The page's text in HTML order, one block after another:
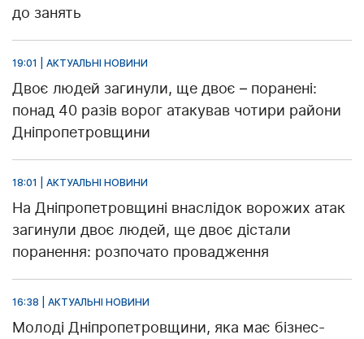
до занять
19:01 | АКТУАЛЬНІ НОВИНИ
Двоє людей загинули, ще двоє – поранені:
понад 40 разів ворог атакував чотири райони
Дніпропетровщини
18:01 | АКТУАЛЬНІ НОВИНИ
На Дніпропетровщині внаслідок ворожих атак
загинули двоє людей, ще двоє дістали
поранення: розпочато провадження
16:38 | АКТУАЛЬНІ НОВИНИ
Молоді Дніпропетровщини, яка має бізнес-